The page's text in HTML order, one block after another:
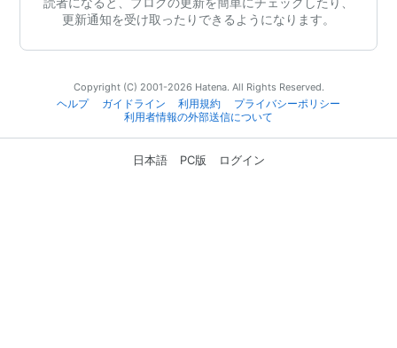
更新通知を受け取ったりできるようになります。
Copyright (C) 2001-2026 Hatena. All Rights Reserved.
ヘルプ
ガイドライン 利用規約
プライバシーポリシー
利用者情報の外部送信について
日本語 PC版 ログイン